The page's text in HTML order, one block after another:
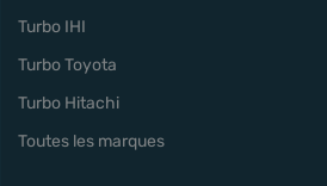
Turbo IHI
Turbo Toyota
Turbo Hitachi
Toutes les marques